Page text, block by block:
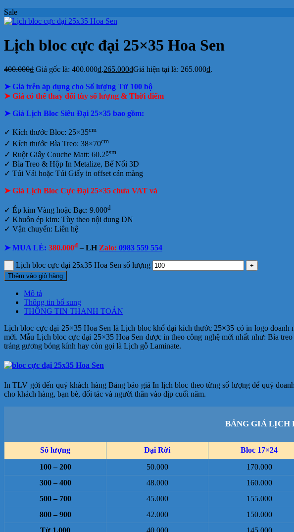
Sale
Lịch bloc cực đại 25×35 Hoa Sen
400.000₫ Giá gốc là: 400.000₫.265.000₫Giá hiện tại là: 265.000₫.
➤ Giá trên áp dụng cho Số lượng Từ 100 bộ
➤ Giá có thể thay đổi tùy số lượng & Thời điểm
➤ Giá Lịch Bloc Siêu Đại 25×35 bao gồm:
✓ Kích thước Bloc: 25×35cm
✓ Kích thước Bìa Treo: 38×70cm
✓ Ruột Giấy Couche Matt: 60.2gsm
✓ Bìa Treo & Hộp In Metalize, Bế Nổi 3D
✓ Túi Vải hoặc Túi Giấy in offset cán màng
➤ Giá Lịch Bloc Cực Đại 25×35 chưa VAT và
✓ Ép kim Vàng hoặc Bạc: 9.000đ
✓ Khuôn ép kim: Tùy theo nội dung DN
✓ Vận chuyển: Liên hệ
➤ MUA LẺ: 380.000đ – LH Zalo: 0983 559 554
Lịch bloc cực đại 25x35 Hoa Sen số lượng
Thêm vào giỏ hàng
Mô tả
Thông tin bổ sung
THÔNG TIN THANH TOÁN
Lịch bloc cực đại 25×35 Hoa Sen là Lịch bloc khổ đại kích thước 25×35 có in logo doanh
mới.Mẫu Lịch bloc cực đại 25×35 Hoa Sen được in theo công nghệ mới nhất như: Bìa
tráng gương bóng kính hay còn gọi là Lịch gỗ Laminate.
In TLV gởi đến quý khách hàng Bảng báo giá In lịch bloc theo từng số lượng để quý
cho khách hàng, bạn bè, đối tác và người thân vào dịp cuối năm.
BẢNG GIÁ LỊCH
Số lượng Đại Rời Bloc 17×24
100 – 200
50.000 170.000
300 – 400
48.000 160.000
500 – 700
45.000 155.000
800 – 900
42.000 150.000
Từ 1.000
40.000 145.000